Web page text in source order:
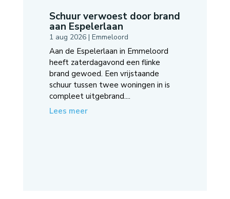
Schuur verwoest door brand
aan Espelerlaan
1 aug 2026| Emmeloord
Aan de Espelerlaan in Emmeloord
heeft zaterdagavond een flinke
brand gewoed. Een vrijstaande
schuur tussen twee woningen in is
compleet uitgebrand....
Lees meer